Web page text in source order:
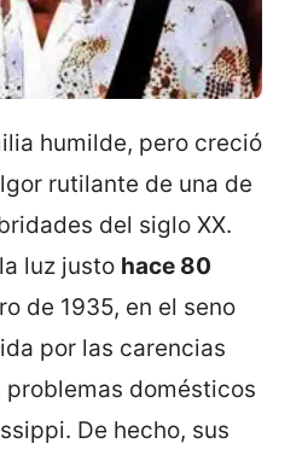
humilde, pero creció
rutilante de una de
del siglo XX.
luz justo hace 80
de 1935, en el seno
por las carencias
domésticos
De hecho, sus